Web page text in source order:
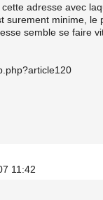
adresse avec
surement minime, le
semble se faire
11:42